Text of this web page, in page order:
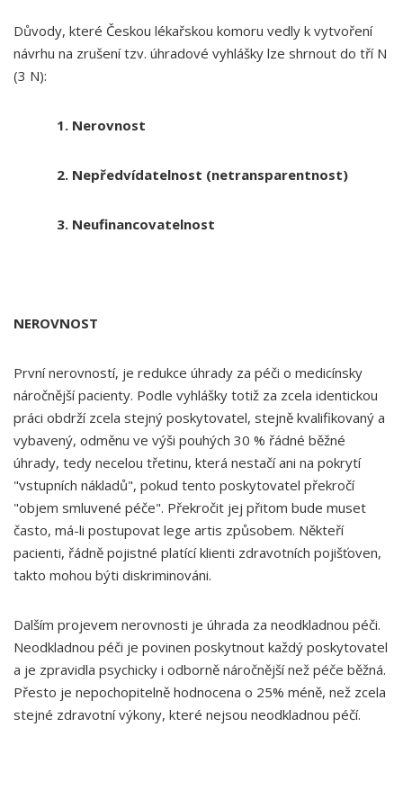
Důvody, které Českou lékařskou komoru vedly k vytvoření
návrhu na zrušení tzv. úhradové vyhlášky lze shrnout do tří N
(3 N):
1. Nerovnost
2. Nepředvídatelnost (netransparentnost)
3. Neufinancovatelnost
NEROVNOST
První nerovností, je redukce úhrady za péči o medicínsky
náročnější pacienty. Podle vyhlášky totiž za zcela identickou
práci obdrží zcela stejný poskytovatel, stejně kvalifikovaný a
vybavený, odměnu ve výši pouhých 30 % řádné běžné
úhrady, tedy necelou třetinu, která nestačí ani na pokrytí
"vstupních nákladů", pokud tento poskytovatel překročí
"objem smluvené péče". Překročit jej přitom bude muset
často, má-li postupovat lege artis způsobem. Někteří
pacienti, řádně pojistné platící klienti zdravotních pojišťoven,
takto mohou býti diskriminováni.
Dalším projevem nerovnosti je úhrada za neodkladnou péči.
Neodkladnou péči je povinen poskytnout každý poskytovatel
a je zpravidla psychicky i odborně náročnější než péče běžná.
Přesto je nepochopitelně hodnocena o 25% méně, než zcela
stejné zdravotní výkony, které nejsou neodkladnou péčí.